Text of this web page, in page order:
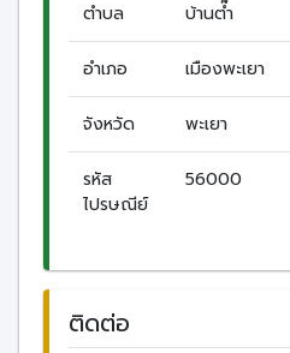
ตำบล บ้านต๊ำ
อำเภอ เมืองพะเยา
จังหวัด พะเยา
รหัส
ไปรษณีย์
56000
ติดต่อ